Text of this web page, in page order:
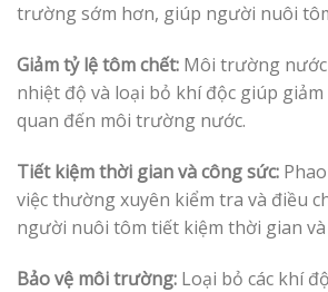
trường sớm hơn, giúp người nuôi
Giảm tỷ lệ tôm chết: Môi trường
nhiệt độ và loại bỏ khí độc giúp
quan đến môi trường nước.
Tiết kiệm thời gian và công sức:
việc thường xuyên kiểm tra và điều
người nuôi tôm tiết kiệm thời gian
Bảo vệ môi trường: Loại bỏ các khí